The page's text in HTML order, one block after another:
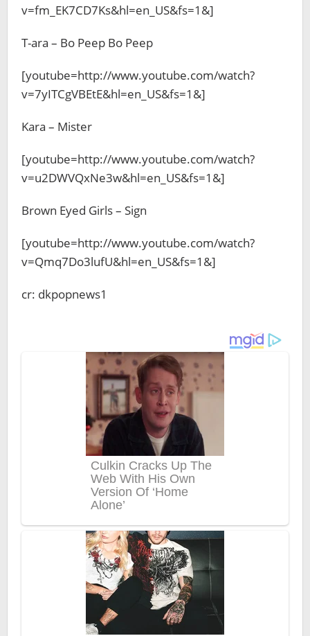
v=fm_EK7CD7Ks&hl=en_US&fs=1&]
T-ara – Bo Peep Bo Peep
[youtube=http://www.youtube.com/watch?
v=7yITCgVBEtE&hl=en_US&fs=1&]
Kara – Mister
[youtube=http://www.youtube.com/watch?
v=u2DWVQxNe3w&hl=en_US&fs=1&]
Brown Eyed Girls – Sign
[youtube=http://www.youtube.com/watch?
v=Qmq7Do3lufU&hl=en_US&fs=1&]
cr: dkpopnews1